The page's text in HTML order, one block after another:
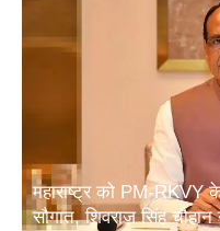
महाराष्ट्र को PM-RKVY
सौगात, शिवराज सिंह